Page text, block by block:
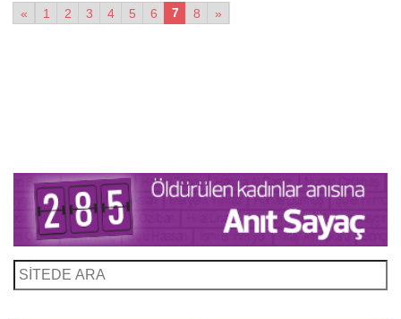
« 1 2 3 4 5 6 7 8 »